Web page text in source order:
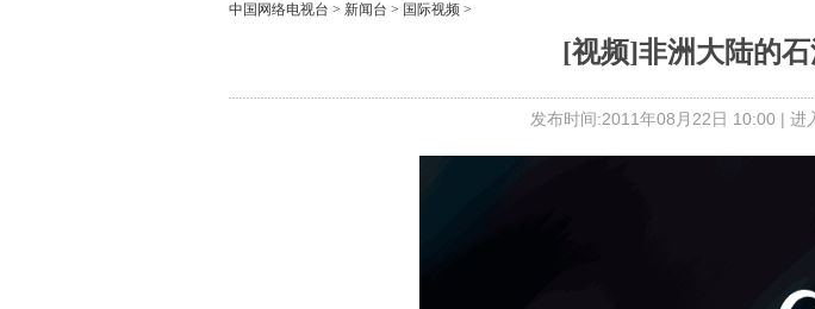
中国网络电视台 > 新闻台 > 国际视频 >
[视频]非洲大陆的
发布时间:2011年08月22日 10:00 | 进